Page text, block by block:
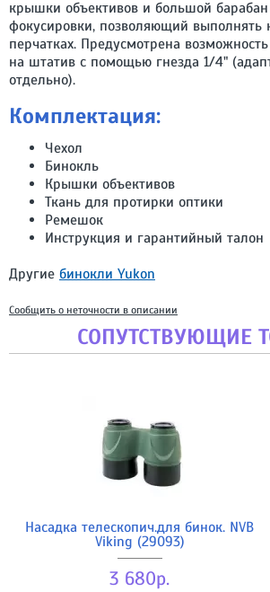
крышки объективов и большой
фокусировки, позволяющий выполнять
перчатках. Предусмотрена
на штатив с помощью гнезда 1/4"
отдельно).
Комплектация:
Чехол
Бинокль
Крышки объективов
Ткань для протирки оптики
Ремешок
Инструкция и гарантийный талон
Другие бинокли Yukon
Сообщить о неточности в описании
СОПУТСТВУЮЩИЕ
Насадка телескопич.для бинок. NVB
Viking (29093)
3 680р.